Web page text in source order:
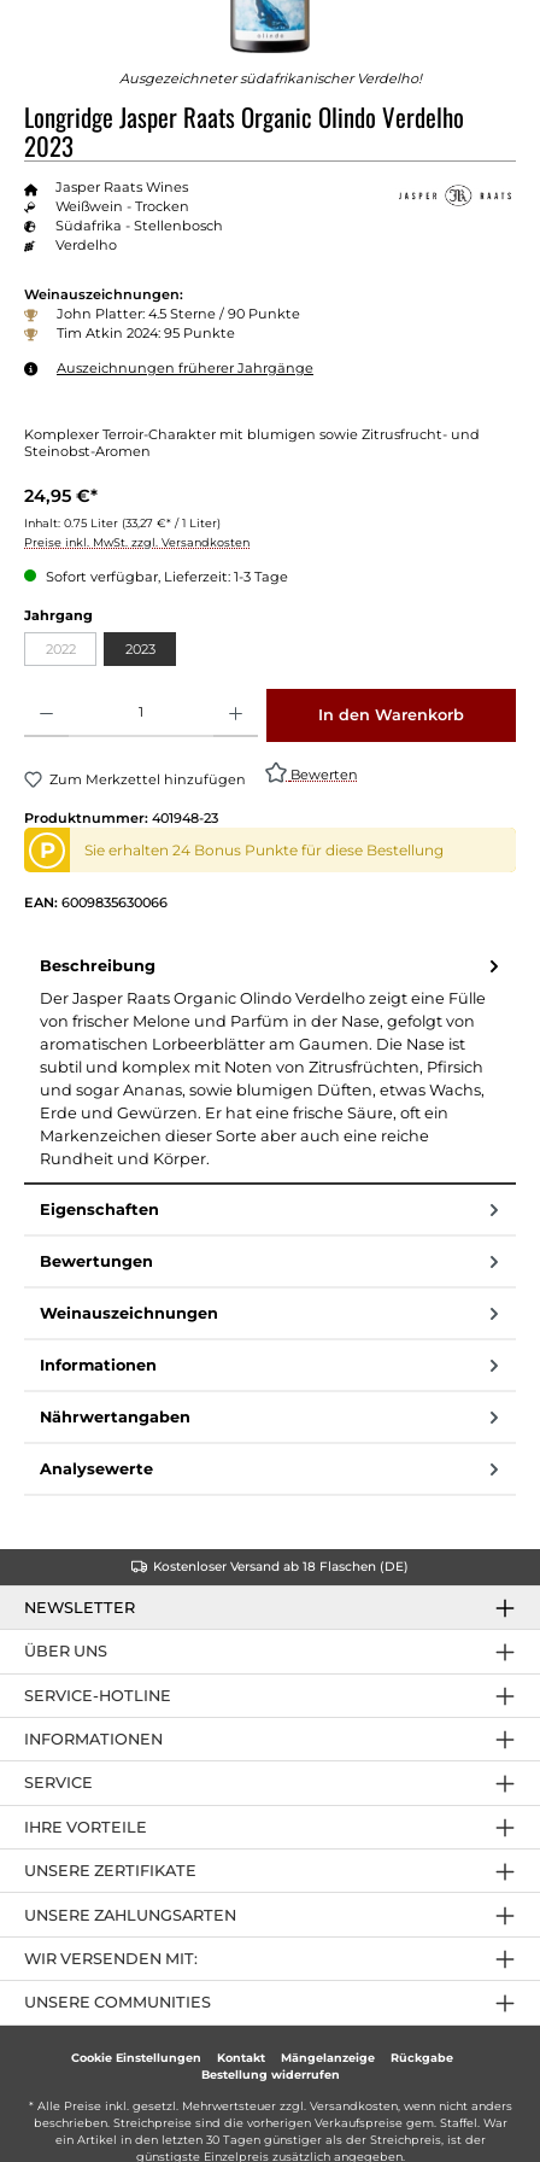
Ausgezeichneter südafrikanischer Verdelho!
Longridge Jasper Raats Organic Olindo Verdelho
2023
Jasper Raats Wines
Weißwein - Trocken
Südafrika - Stellenbosch
Verdelho
Weinauszeichnungen:
John Platter: 4.5 Sterne / 90 Punkte
Tim Atkin 2024: 95 Punkte
Auszeichnungen früherer Jahrgänge
Komplexer Terroir-Charakter mit blumigen sowie Zitrusfrucht- und
Steinobst-Aromen
24,95 €*
Inhalt: 0.75 Liter (33,27 €* / 1 Liter)
Preise inkl. MwSt. zzgl. Versandkosten
Sofort verfügbar, Lieferzeit: 1-3 Tage
Jahrgang
2022 2023
In den Warenkorb
Zum Merkzettel hinzufügen Bewerten
Produktnummer: 401948-23
P Sie erhalten 24 Bonus Punkte für diese Bestellung
EAN: 6009835630066
Beschreibung
Der Jasper Raats Organic Olindo Verdelho zeigt eine Fülle
von frischer Melone und Parfüm in der Nase, gefolgt von
aromatischen Lorbeerblätter am Gaumen. Die Nase ist
subtil und komplex mit Noten von Zitrusfrüchten, Pfirsich
und sogar Ananas, sowie blumigen Düften, etwas Wachs,
Erde und Gewürzen. Er hat eine frische Säure, oft ein
Markenzeichen dieser Sorte aber auch eine reiche
Rundheit und Körper.
Eigenschaften
Bewertungen
Weinauszeichnungen
Informationen
Nährwertangaben
Analysewerte
Kostenloser Versand ab 18 Flaschen (DE)
NEWSLETTER
SERVICE-HOTLINE
IHRE VORTEILE
UNSERE ZAHLUNGSARTEN
ÜBER UNS
UNSERE ZERTIFIKATE
INFORMATIONEN
SERVICE
UNSERE COMMUNITIES
WIR VERSENDEN MIT:
Cookie Einstellungen Kontakt Mängelanzeige
Rückgabe
Bestellung widerrufen
* Alle Preise inkl. gesetzl. Mehrwertsteuer zzgl. Versandkosten, wenn nicht anders
beschrieben. Streichpreise sind die vorherigen Verkaufspreise gem. Staffel. War
ein Artikel in den letzten 30 Tagen günstiger als der Streichpreis, ist der
günstigste Einzelpreis zusätzlich angegeben.